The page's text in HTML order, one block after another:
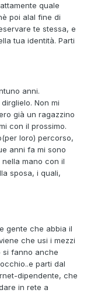
quale
poi alal fine di
te stessa, e
tua identità. Parti
anni.
Non mi
già un ragazzino
con il prossimo.
loro) percorso,
anni fa mi sono
mano con il
sposa, i quali,
gente che abbia il
che usi i mezzi
si fanno anche
parti dal
dipendente, che
in rete a